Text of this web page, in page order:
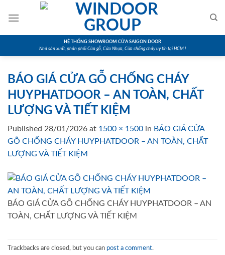
HỆ THỐNG SHOWROOM CỬA SAIGON DOOR
Nhà sản xuất, phân phối Cửa gỗ, Cửa Nhựa, Cửa chống cháy uy tín tại HCM !
BÁO GIÁ CỬA GỖ CHỐNG CHÁY
HUYPHATDOOR – AN TOÀN, CHẤT
LƯỢNG VÀ TIẾT KIỆM
Published 28/01/2026 at 1500 × 1500 in BÁO GIÁ CỬA
GỖ CHỐNG CHÁY HUYPHATDOOR – AN TOÀN, CHẤT
LƯỢNG VÀ TIẾT KIỆM
BÁO GIÁ CỬA GỖ CHỐNG CHÁY HUYPHATDOOR – AN
TOÀN, CHẤT LƯỢNG VÀ TIẾT KIỆM
Trackbacks are closed, but you can post a comment.